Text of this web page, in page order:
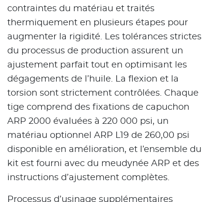
contraintes du matériau et traités
thermiquement en plusieurs étapes pour
augmenter la rigidité. Les tolérances strictes
du processus de production assurent un
ajustement parfait tout en optimisant les
dégagements de l’huile. La flexion et la
torsion sont strictement contrôlées. Chaque
tige comprend des fixations de capuchon
ARP 2000 évaluées à 220 000 psi, un
matériau optionnel ARP L19 de 260,00 psi
disponible en amélioration, et l’ensemble du
kit est fourni avec du meudynée ARP et des
instructions d’ajustement complètes.
Processus d’usinage supplémentaires